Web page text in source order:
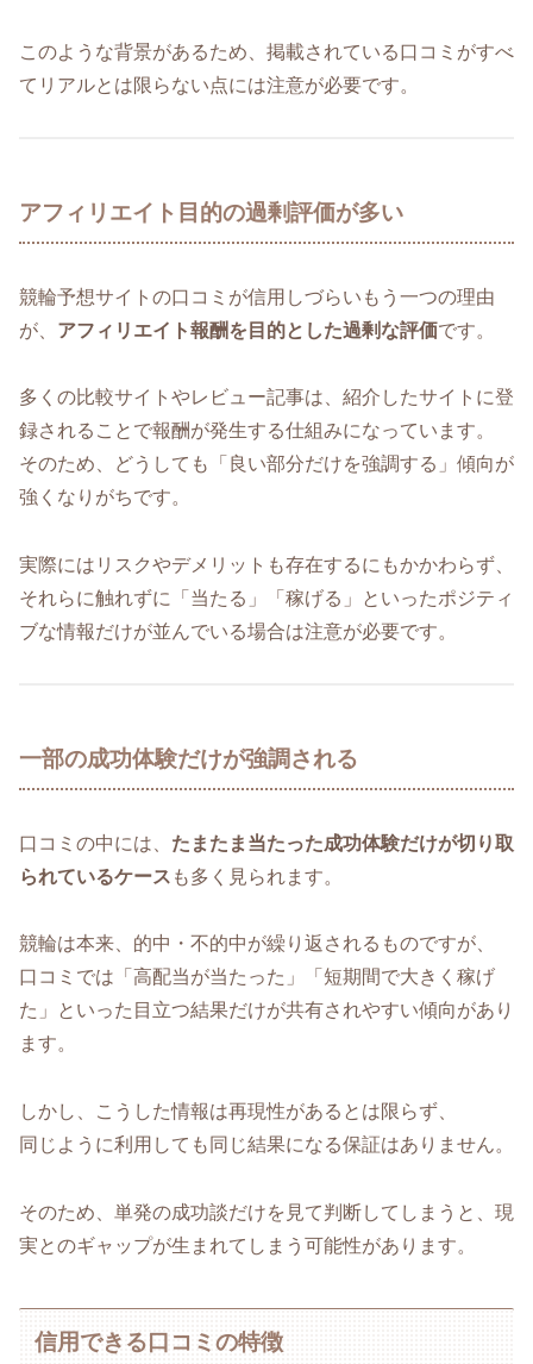
このような背景があるため、掲載されている口コミがすべ
てリアルとは限らない点には注意が必要です。
アフィリエイト目的の過剰評価が多い
競輪予想サイトの口コミが信用しづらいもう一つの理由
が、 アフィリエイト報酬を目的とした過剰な評価です。
多くの比較サイトやレビュー記事は、紹介したサイトに登
録されることで報酬が発生する仕組みになっています。
そのため、どうしても「良い部分だけを強調する」傾向が
強くなりがちです。
実際にはリスクやデメリットも存在するにもかかわらず、
それらに触れずに「当たる」「稼げる」といったポジティ
ブな情報だけが並んでいる場合は注意が必要です。
一部の成功体験だけが強調される
口コミの中には、 たまたま当たった成功体験だけが切り取
られているケース も多く見られます。
競輪は本来、的中・不的中が繰り返されるものですが、
口コミでは「高配当が当たった」「短期間で大きく稼げ
た」といった目立つ結果だけが共有されやすい傾向があり
ます。
しかし、こうした情報は再現性があるとは限らず、
同じように利用しても同じ結果になる保証はありません。
そのため、単発の成功談だけを見て判断してしまうと、現
実とのギャップが生まれてしまう可能性があります。
信用できる口コミの特徴